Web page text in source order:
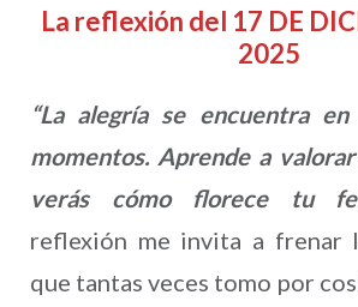
La reflexión del 17 DE
2025
“La alegría se encuentra
momentos. Aprende a
verás cómo florece tu
reflexión me invita a frenar
que tantas veces tomo por